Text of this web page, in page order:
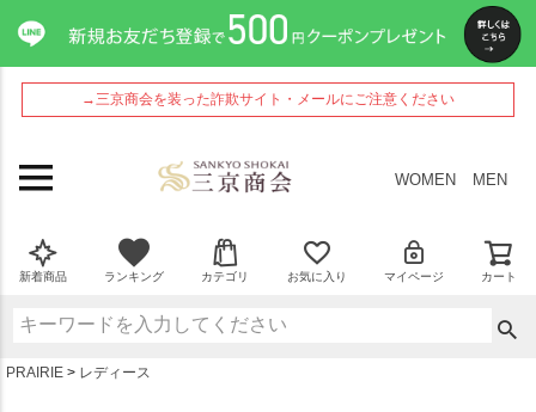
→三京商会を装った詐欺サイト・メールにご注意ください
WOMEN MEN
新着商品 ランキング カテゴリ お気に入り マイページ カート
PRAIRIE レディース
ペー
ジト
ップ
へ